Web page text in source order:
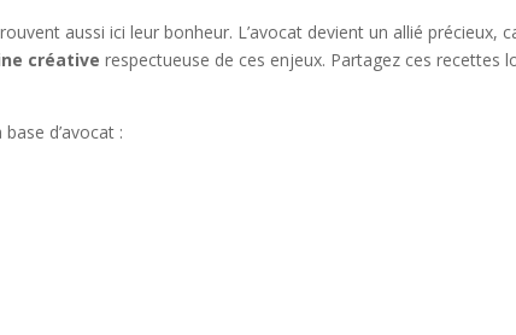
aussi ici leur bonheur. L’avocat devient un allié précieux,
créative respectueuse de ces enjeux. Partagez ces recettes
d’avocat :